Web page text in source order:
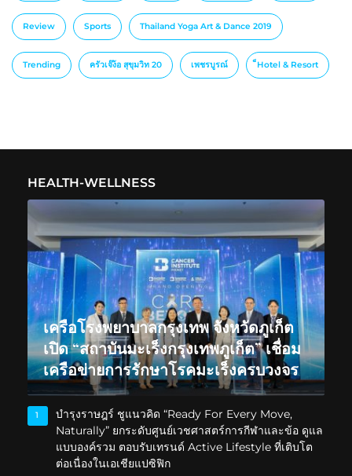
Review Sports Thailand Yoga Art & Dance 2019
Trending ครัวเจ๊ง้อ สุขุมวิท 20 เพชรบูรณ์ ็Hotel & Resort
HEALTH-WELLNESS
เครือโรงพยาบาลกรุงเทพ จังหวัดภูเก็ต
เปิด “สถาบันมะเร็งกรุงเทพภูเก็ต” เชื่อม
เครือข่ายการรักษาโรคมะเร็งครบวงจร
1
บำรุงราษฎร์ ชูแนวคิด “Ready For Every Move,
Naturally” ยกระดับศูนย์เวชศาสตร์การกีฬาและข้อ ดูแล
แบบองค์รวม ตอบรับเทรนด์ Active Lifestyle ที่เติบโต
ต่อเนื่องในเอเชียแปซิฟิก